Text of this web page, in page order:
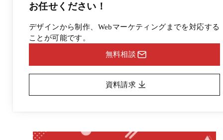
お任せください！
デザインから制作、Webマーケティングまでを対応する
ことが可能です。
無料相談
資料請求